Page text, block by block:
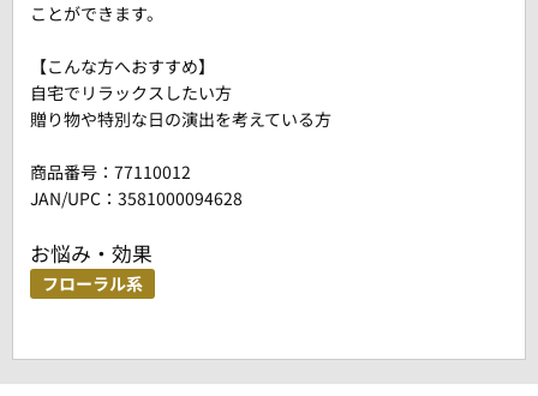
ことができます。
【こんな方へおすすめ】
自宅でリラックスしたい方
贈り物や特別な日の演出を考えている方
商品番号： 77110012
JAN/UPC：3581000094628
お悩み・効果
フローラル系